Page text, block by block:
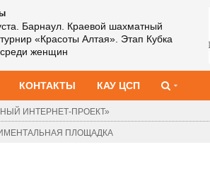
Шахматы
2-8 августа. Барнаул. Краевой шахматный
клуб. XIII Мемориал Василия Лепихина. Этап
Кубка России среди мужчин
КОНТАКТЫ КАУ ЦСП
ИНТЕРНЕТ-ПРОЕКТ»
ПЛОЩАДКА